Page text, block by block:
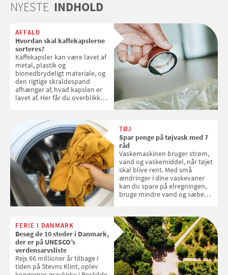
NYESTE INDHOLD
AFFALD
Hvordan skal kaffekapslerne
sorteres?
Kaffekapsler kan være lavet af
metal, plastik og
bionedbrydeligt materiale, og
den rigtige skraldespand
afhænger af, hvad kapslen er
lavet af. Her får du overblikket
TØJ
Spar penge på tøjvask med 7
råd
Vaskemaskinen bruger strøm,
vand og vaskemiddel, når tøjet
skal blive rent. Med små
ændringer i dine vaskevaner
kan du spare på elregningen,
bruge mindre vand og sæbe
enkle råd til at spare penge på
tøjvasken
FERIE I DANMARK
Besøg de 10 steder i Danmark,
der er på UNESCO’s
verdensarvsliste
Rejs 66 millioner år tilbage i
tiden på Stevns Klint, oplev